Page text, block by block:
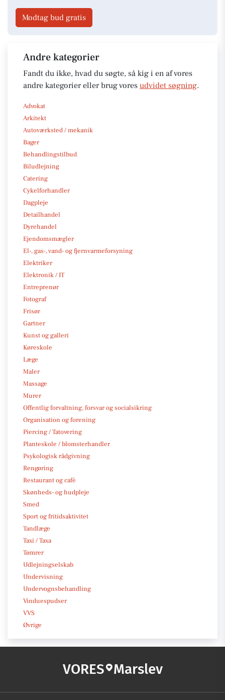
Modtag bud gratis
Andre kategorier
Fandt du ikke, hvad du søgte, så kig i en af vores
andre kategorier eller brug vores udvidet søgning.
Advokat
Arkitekt
Autoværksted / mekanik
Bager
Behandlingstilbud
Biludlejning
Catering
Cykelforhandler
Dagpleje
Detailhandel
Dyrehandel
Ejendomsmægler
El-, gas-, vand- og fjernvarmeforsyning
Elektriker
Elektronik / IT
Entreprenør
Fotograf
Frisør
Gartner
Kunst og galleri
Køreskole
Læge
Maler
Massage
Murer
Offentlig forvaltning, forsvar og socialsikring
Organisation og forening
Piercing / Tatovering
Planteskole / blomsterhandler
Psykologisk rådgivning
Rengøring
Restaurant og café
Skønheds- og hudpleje
Smed
Sport og fritidsaktivitet
Tandlæge
Taxi / Taxa
Tømrer
Udlejningselskab
Undervisning
Undervognsbehandling
Vinduespudser
VVS
Øvrige
VORES Marslev